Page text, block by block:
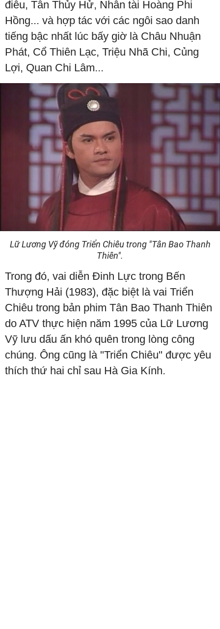
điêu, Tân Thủy Hử, Nhân tài Hoàng Phi
Hồng... và hợp tác với các ngôi sao danh
tiếng bậc nhất lúc bấy giờ là Châu Nhuận
Phát, Cổ Thiên Lạc, Triệu Nhã Chi, Củng
Lợi, Quan Chi Lâm...
Lữ Lương Vỹ đóng Triển Chiêu trong "Tân Bao Thanh
Thiên".
Trong đó, vai diễn Đinh Lực trong Bến
Thượng Hải (1983), đặc biệt là vai Triển
Chiêu trong bản phim Tân Bao Thanh Thiên
do ATV thực hiện năm 1995 của Lữ Lương
Vỹ lưu dấu ấn khó quên trong lòng công
chúng. Ông cũng là "Triển Chiêu" được yêu
thích thứ hai chỉ sau Hà Gia Kính.